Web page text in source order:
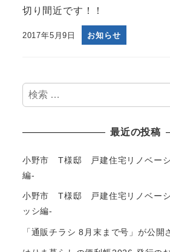
切り間近です！！
2017年5月9日 お知らせ
検
索
最近の投稿
小野市 T様邸 戸建住宅リノベーシ
編-
小野市 T様邸 戸建住宅リノベーシ
ッシ編-
「通販チラシ 8月末まで号」が公開